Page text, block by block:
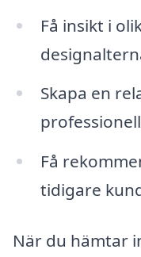
Få insikt i
Skapa en
Få
tidigare
När du hämtar